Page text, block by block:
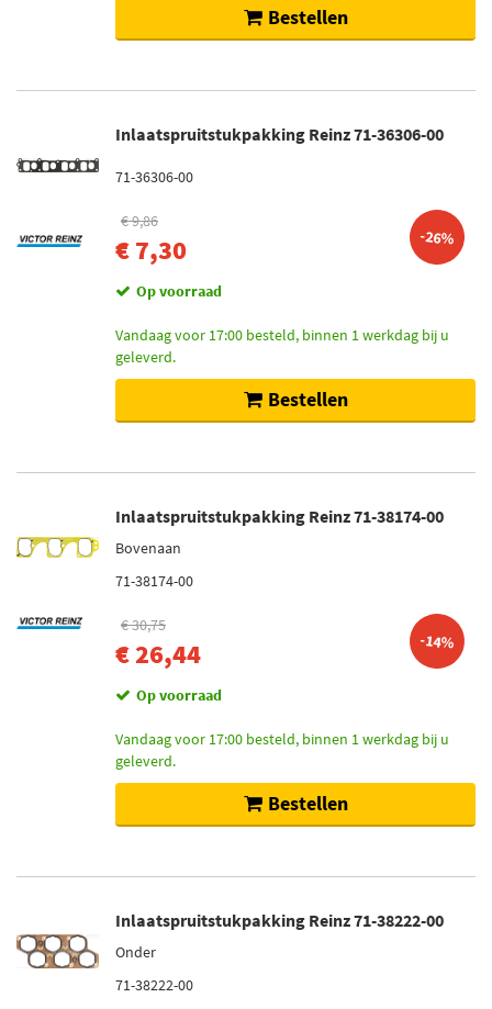
Bestellen
Inlaatspruitstukpakking Reinz 71-36306-00
71-36306-00
€ 9,86
€ 7,30 -26%
Op voorraad
Vandaag voor 17:00 besteld, binnen 1 werkdag bij u
geleverd.
Bestellen
Inlaatspruitstukpakking Reinz 71-38174-00
Bovenaan
71-38174-00
€ 30,75
€ 26,44 -14%
Op voorraad
Vandaag voor 17:00 besteld, binnen 1 werkdag bij u
geleverd.
Bestellen
Inlaatspruitstukpakking Reinz 71-38222-00
Onder
71-38222-00